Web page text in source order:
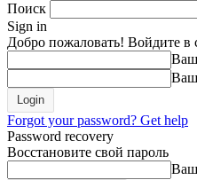
Поиск
Sign in
Добро пожаловать! Войдите в
Ваш
Forgot your password? Get help
Password recovery
Восстановите свой пароль
Ваш